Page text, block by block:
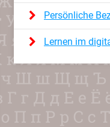
Persönliche
Lernen im